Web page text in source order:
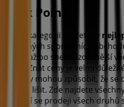
Rock Point
V této kategorii najdete ty
oblíbených sportovních
až po specializovanější
. Znát ceny je velmi
nabídky mohou způsobit, že
značně lišit. Zde najdete
věnující se prodeji všech